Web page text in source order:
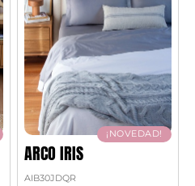
¡NOVEDAD!
ARCO IRIS
AIB30JDQR